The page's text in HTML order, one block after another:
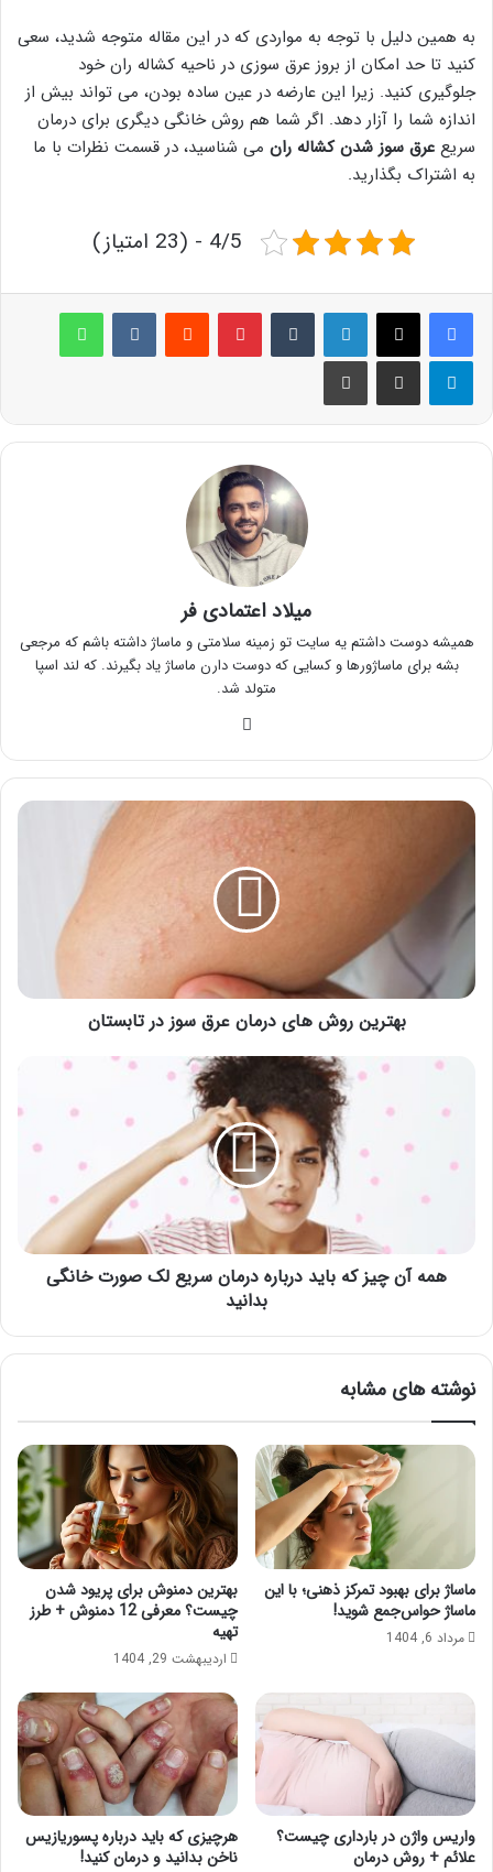
به همین دلیل با توجه به مواردی که در این مقاله متوجه شدید، سعی
کنید تا حد امکان از بروز عرق سوزی در ناحیه کشاله ران خود
جلوگیری کنید. زیرا این عارضه در عین ساده بودن، می تواند بیش از
اندازه شما را آزار دهد. اگر شما هم روش خانگی دیگری برای درمان
سریع عرق سوز شدن کشاله ران می شناسید، در قسمت نظرات با ما
به اشتراک بگذارید.
4/5 - (23 امتیاز)
لینکدین ‫تامبلر پینترست‫رددیت ‫VKontakteواتس آپ
تلگرام اشتراک گذاری از طریق ایمیل چاپ
میلاد اعتمادی فر
همیشه دوست داشتم یه سایت تو زمینه سلامتی و ماساژ داشته باشم که مرجعی
بشه برای ماساژورها و کسایی که دوست دارن ماساژ یاد بگیرند. که لند اسپا
متولد شد.
بهترین
های
درمان
عرق
سوز
تابستان
بهترین روش های درمان عرق سوز در تابستان
باید
صورتهمه آن چیز که باید درباره درمان سریع لک صورت خانگی
بدانید
نوشته های مشابه
ماساژ برای بهبود تمرکز ذهنی؛ با این
ماساژ حواس‌جمع شوید!
مرداد 6, 1404
بهترین دمنوش برای پریود شدن
چیست؟ معرفی 12 دمنوش + طرز
تهیه
اردیبهشت 29, 1404
واریس واژن در بارداری چیست؟
علائم + روش درمان
هرچیزی که باید درباره پسوریازیس
ناخن بدانید و درمان کنید!